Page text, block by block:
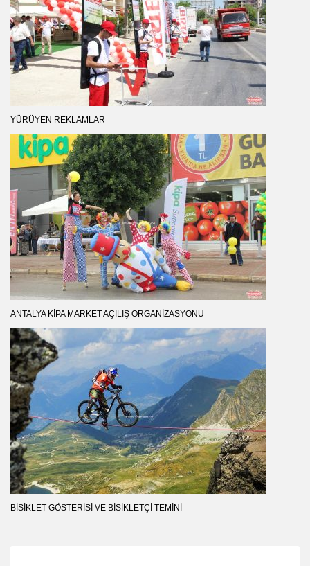
YÜRÜYEN REKLAMLAR
ANTALYA KIPA MARKET AÇILIŞ ORGANIZASYONU
BISIKLET GÖSTERISI VE BISIKLETÇI TEMINI